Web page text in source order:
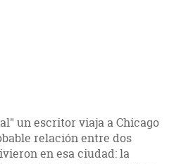
un escritor viaja a Chicago
relación entre dos
en esa ciudad: la